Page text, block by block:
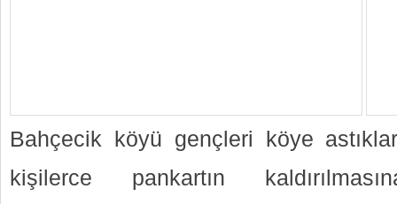
Bahçecik köyü gençleri köye
kişilerce pankartın